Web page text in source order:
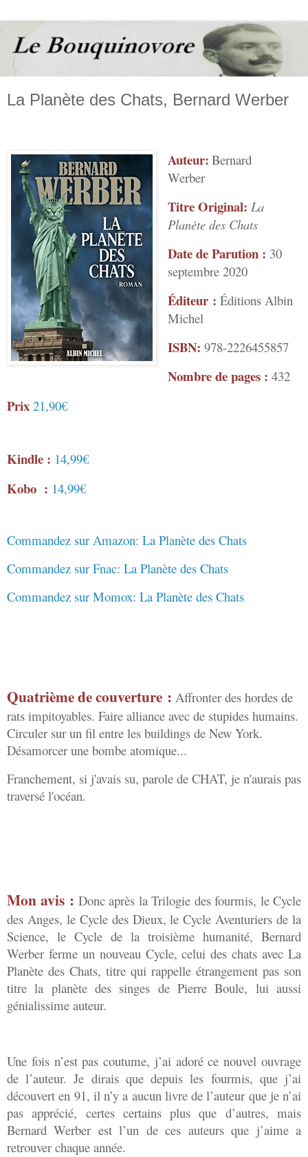
La Planète des Chats, Bernard Werber
Auteur: Bernard
Werber
Titre Original: La
Planète des Chats
Date de Parution : 30
septembre 2020
Éditeur : Éditions Albin
Michel
ISBN: 978-2226455857
Nombre de pages : 432
Prix 21,90€
Kindle : 14,99€
Kobo : 14,99€
Commandez sur Amazon: La Planète des Chats
Commandez sur Fnac: La Planète des Chats
Commandez sur Momox: La Planète des Chats
Quatrième de couverture : Affronter des hordes de
rats impitoyables. Faire alliance avec de stupides humains.
Circuler sur un fil entre les buildings de New York.
Désamorcer une bombe atomique...
Franchement, si j'avais su, parole de CHAT, je n'aurais pas
traversé l'océan.
Mon avis : Donc après la Trilogie des fourmis, le Cycle
des Anges, le Cycle des Dieux, le Cycle Aventuriers de la
Science, le Cycle de la troisième humanité, Bernard
Werber ferme un nouveau Cycle, celui des chats avec La
Planète des Chats, titre qui rappelle étrangement pas son
titre la planète des singes de Pierre Boule, lui aussi
génialissime auteur.
Une fois n’est pas coutume, j’ai adoré ce nouvel ouvrage
de l’auteur. Je dirais que depuis les fourmis, que j’ai
découvert en 91, il n’y a aucun livre de l’auteur que je n’ai
pas apprécié, certes certains plus que d’autres, mais
Bernard Werber est l’un de ces auteurs que j’aime a
retrouver chaque année.